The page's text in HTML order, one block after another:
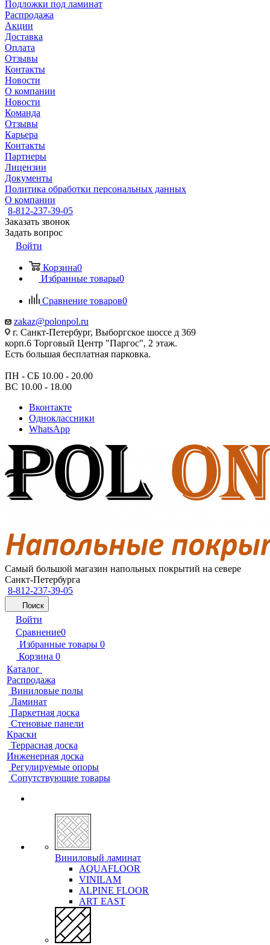
Подложки под ламинат
Распродажа
Акции
Доставка
Оплата
Отзывы
Контакты
Новости
О компании
Новости
Команда
Отзывы
Карьера
Контакты
Партнеры
Лицензии
Документы
Политика обработки персональных данных
О компании
8-812-237-39-05
Заказать звонок
Задать вопрос
Войти
Корзина0
Избранные товары0
Сравнение товаров0
zakaz@polonpol.ru
г. Санкт-Петербург, Выборгское шоссе д 369
корп.6 Торговый Центр "Паргос", 2 этаж.
Есть большая бесплатная парковка.
ПН - СБ 10.00 - 20.00
ВС 10.00 - 18.00
Вконтакте
Одноклассники
WhatsApp
Самый большой магазин напольных покрытий на севере
Санкт-Петербурга
8-812-237-39-05
Поиск
Войти
Сравнение0
Избранные товары 0
Корзина 0
Каталог
Распродажа
Виниловые полы
Ламинат
Паркетная доска
Стеновые панели
Краски
Террасная доска
Инженерная доска
Регулируемые опоры
Сопутствующие товары
Виниловый ламинат
AQUAFLOOR
VINILAM
ALPINE FLOOR
ART EAST